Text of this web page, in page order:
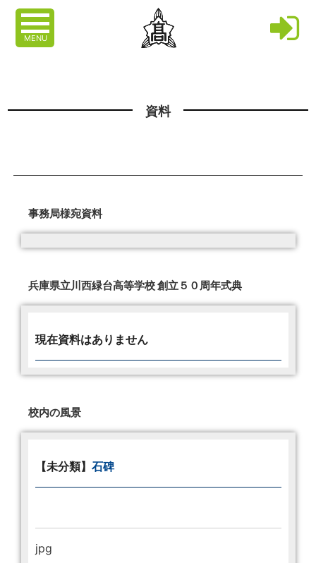
MENU
資料
事務局様宛資料
兵庫県立川西緑台高等学校 創立５０周年式典
現在資料はありません
校内の風景
【未分類】 石碑
jpg